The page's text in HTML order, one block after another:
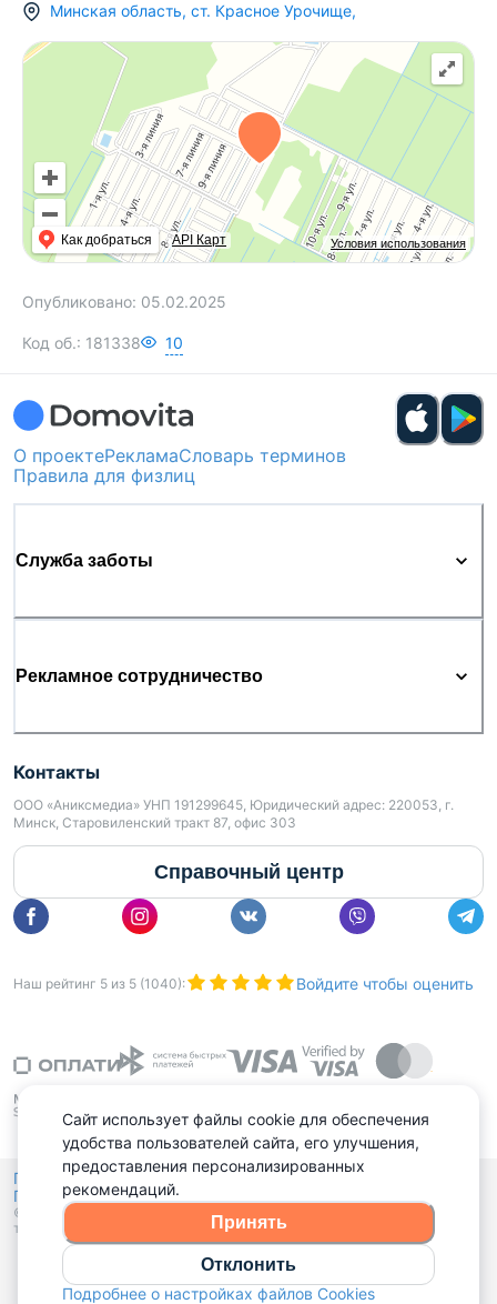
Минская область, ст. Красное Урочище,
Условия использования
Как добраться API Карт
Опубликовано: 05.02.2025
Код об.: 181338 10
О проектеРекламаСловарь терминов
Правила для физлиц
Служба заботы
Рекламное сотрудничество
Контакты
ООО «Аниксмедиа» УНП 191299645, Юридический адрес: 220053, г.
Минск, Старовиленский тракт 87, офис 303
Справочный центр
Наш рейтинг 5 из 5 (1040): Войдите чтобы оценить
Политика конфиденциальности,
Политика обработки файлов куки
© 2015 - 2026, Domovita.by. Копирование материалов допускается
только при наличии активной ссылки.
Сайт использует файлы cookie для обеспечения
удобства пользователей сайта, его улучшения,
предоставления персонализированных
рекомендаций.
Принять
Отклонить
Подробнее о настройках файлов Cookies